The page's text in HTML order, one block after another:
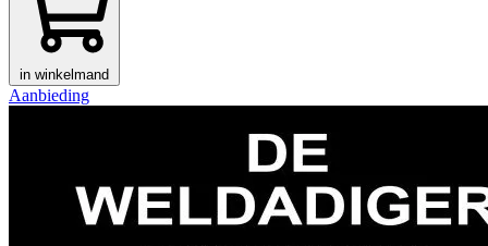
in winkelmand
Aanbieding